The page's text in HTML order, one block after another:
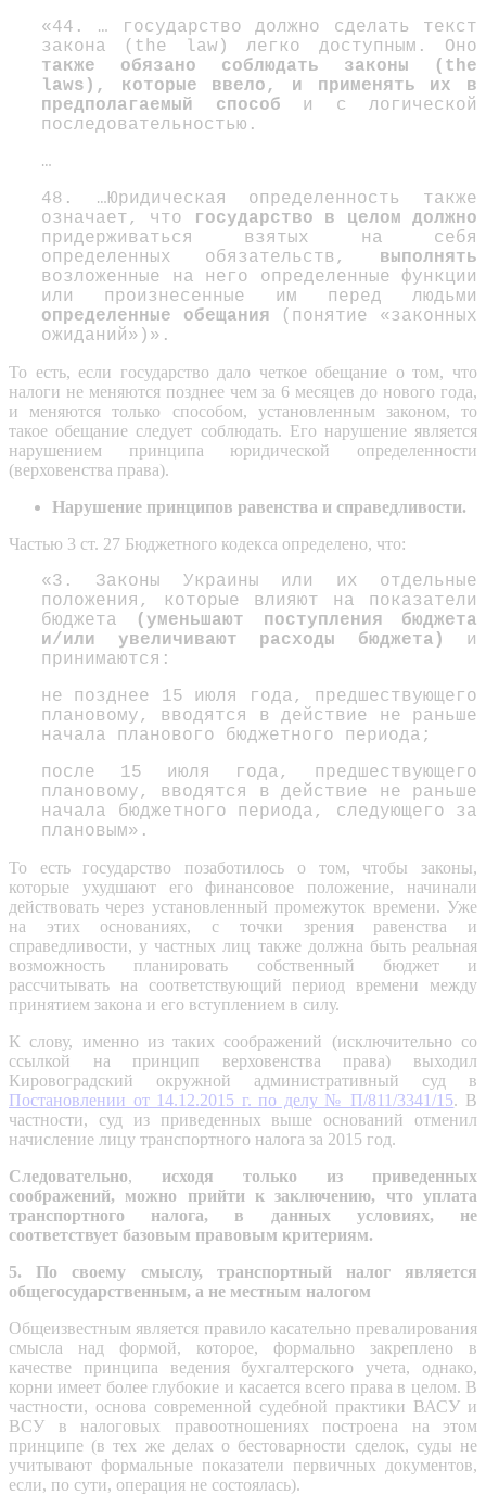
«44. … государство должно сделать текст
закона (the law) легко доступным. Оно
также обязано соблюдать законы (the
laws), которые ввело, и применять их в
предполагаемый способ и с логической
последовательностью.
…
48. …Юридическая определенность также
означает, что
государство в целом должно
придерживаться взятых на себя
определенных обязательств, выполнять
возложенные на него определенные функции
или произнесенные им перед людьми
определенные обещания (понятие «законных
ожиданий»)».
То есть, если государство дало четкое обещание о том, что
налоги не меняются позднее чем за 6 месяцев до нового года,
и меняются только способом, установленным законом, то
такое обещание следует соблюдать. Его нарушение является
нарушением принципа юридической определенности
(верховенства права).
Нарушение принципов равенства и справедливости.
Частью 3 ст. 27 Бюджетного кодекса определено, что:
«3. Законы Украины или их отдельные
положения, которые влияют на показатели
бюджета
(уменьшают поступления бюджета
и/или увеличивают расходы бюджета)
и
принимаются:
не позднее 15 июля года, предшествующего
плановому, вводятся в действие не раньше
начала планового бюджетного периода;
после 15 июля года, предшествующего
плановому, вводятся в действие не раньше
начала бюджетного периода, следующего за
плановым».
То есть государство позаботилось о том, чтобы законы,
которые ухудшают его финансовое положение, начинали
действовать через установленный промежуток времени. Уже
на этих основаниях, с точки зрения равенства и
справедливости, у частных лиц также должна быть реальная
возможность планировать собственный бюджет и
рассчитывать на соответствующий период времени между
принятием закона и его вступлением в силу.
К слову, именно из таких соображений (исключительно со
ссылкой на принцип верховенства права) выходил
Кировоградский окружной административный суд в
Постановлении от 14.12.2015 г. по делу № П/811/3341/15. В
частности, суд из приведенных выше оснований отменил
начисление лицу транспортного налога за 2015 год.
Следовательно, исходя только из приведенных
соображений, можно прийти к заключению, что уплата
транспортного налога, в данных условиях, не
соответствует базовым правовым критериям.
5. По своему смыслу, транспортный налог является
общегосударственным, а не местным налогом
Общеизвестным является правило касательно превалирования
смысла над формой, которое, формально закреплено в
качестве принципа ведения бухгалтерского учета, однако,
корни имеет более глубокие и касается всего права в целом. В
частности, основа современной судебной практики ВАСУ и
ВСУ в налоговых правоотношениях построена на этом
принципе (в тех же делах о бестоварности сделок, суды не
учитывают формальные показатели первичных документов,
если, по сути, операция не состоялась).